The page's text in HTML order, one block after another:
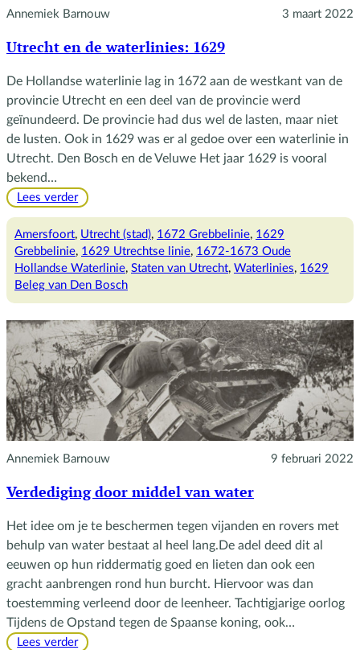
Annemiek Barnouw 3 maart 2022
Utrecht en de waterlinies: 1629
De Hollandse waterlinie lag in 1672 aan de westkant van de
provincie Utrecht en een deel van de provincie werd
geïnundeerd. De provincie had dus wel de lasten, maar niet
de lusten. Ook in 1629 was er al gedoe over een waterlinie in
Utrecht. Den Bosch en de Veluwe Het jaar 1629 is vooral
bekend…
Lees verder:
en
de
waterlinies:
1629
Amersfoort, Utrecht (stad), 1672 Grebbelinie, 1629
Grebbelinie, 1629 Utrechtse linie, 1672-1673 Oude
Hollandse Waterlinie, Staten van Utrecht, Waterlinies, 1629
Beleg van Den Bosch
Annemiek Barnouw 9 februari 2022
Verdediging door middel van water
Het idee om je te beschermen tegen vijanden en rovers met
behulp van water bestaat al heel lang.De adel deed dit al
eeuwen op hun riddermatig goed en lieten dan ook een
gracht aanbrengen rond hun burcht. Hiervoor was dan
toestemming verleend door de leenheer. Tachtigjarige oorlog
Tijdens de Opstand tegen de Spaanse koning, ook…
Lees verder: